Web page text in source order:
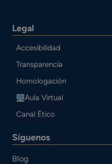
Legal
Accesibilidad
Transparencia
Homologación
Aula Virtual
Canal Ético
Síguenos
Blog